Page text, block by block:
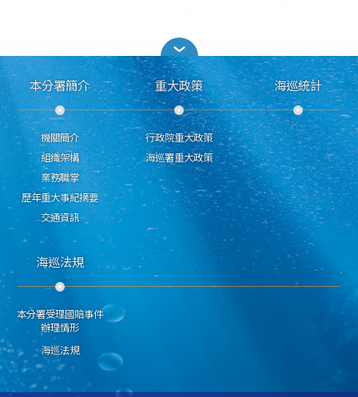
本分署簡介
機關簡介
組織架構
業務職掌
歷年重大事紀摘要
交通資訊
重大政策
行政院重大政策
海巡署重大政策
海巡統計
海巡法規
本分署受理國賠事件
辦理情形
海巡法規